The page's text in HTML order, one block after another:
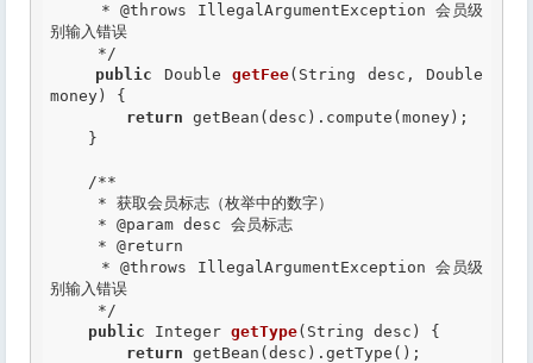
     *
@throws IllegalArgumentException 会员级
别输入错误
     */
public Double getFee(String desc, Double
money) {
return getBean(desc).compute(money);
/**
     *
@param desc 会员标志
     *
@return
     *
@throws IllegalArgumentException 会员级
别输入错误
     */
public Integer getType(String desc) {
return getBean(desc).getType();